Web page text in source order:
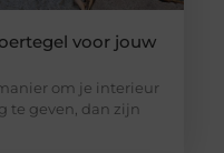
voor jouw
om je interieur
te geven, dan zijn